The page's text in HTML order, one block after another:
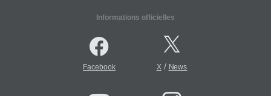
Informations officielles
Facebook X/ News